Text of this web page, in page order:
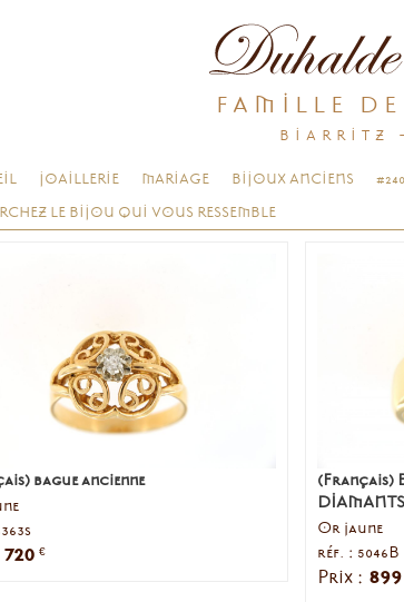
FAMILLE
BIARRITZ
JOAILLERIE MARIAGE BIJOUX ANCIENS
LE BIJOU QUI VOUS RESSEMBLE
bague ancienne
720 €
(Français)
DIAMANTS
Or jaune
réf. : 5046B
Prix : 899